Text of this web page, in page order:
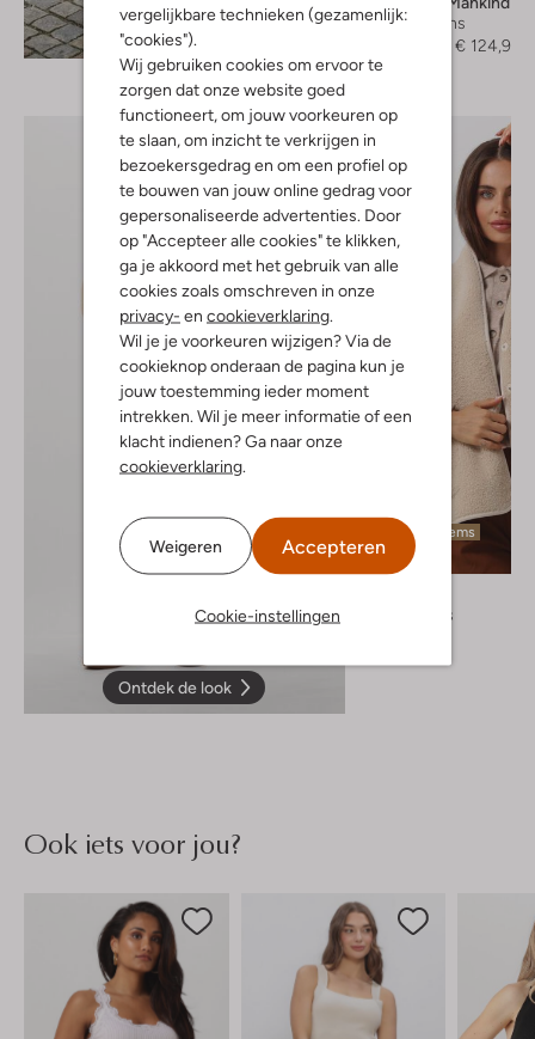
vergelijkbare technieken (gezamenlijk:
"cookies").
Wij gebruiken cookies om ervoor te
zorgen dat onze website goed
functioneert, om jouw voorkeuren op
te slaan, om inzicht te verkrijgen in
bezoekersgedrag en om een profiel op
te bouwen van jouw online gedrag voor
gepersonaliseerde advertenties. Door
op "Accepteer alle cookies" te klikken,
ga je akkoord met het gebruik van alle
cookies zoals omschreven in onze
privacy- en cookieverklaring.
Wil je je voorkeuren wijzigen? Via de
cookieknop onderaan de pagina kun je
jouw toestemming ieder moment
intrekken. Wil je meer informatie of een
klacht indienen? Ga naar onze
cookieverklaring.
Weigeren Accepteren
Cookie-instellingen
Ontdek de look
Wide jeans
€ 124,99
Ontdek de look
Laatste items
Teddy jas
Ook iets voor jou?